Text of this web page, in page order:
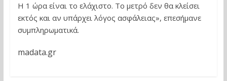
Η 1 ώρα είναι το ελάχιστο. Το μετρό δεν θα κλείσει
εκτός και αν υπάρχει λόγος ασφάλειας», επεσήμανε
συμπληρωματικά.
madata.gr